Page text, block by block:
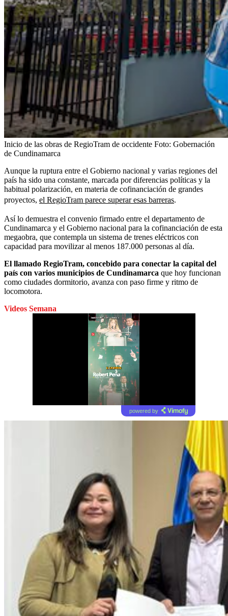
Inicio de las obras de RegioTram de occidente Foto: Gobernación
de Cundinamarca
Aunque la ruptura entre el Gobierno nacional y varias regiones del
país ha sido una constante, marcada por diferencias políticas y la
habitual polarización, en materia de cofinanciación de grandes
proyectos, el RegioTram parece superar esas barreras.
Así lo demuestra el convenio firmado entre el departamento de
Cundinamarca y el Gobierno nacional para la cofinanciación de esta
megaobra, que contempla un sistema de trenes eléctricos con
capacidad para movilizar al menos 187.000 personas al día.
El llamado RegioTram, concebido para conectar la capital del
país con varios municipios de Cundinamarca que hoy funcionan
como ciudades dormitorio, avanza con paso firme y ritmo de
locomotora.
Videos Semana
powered by